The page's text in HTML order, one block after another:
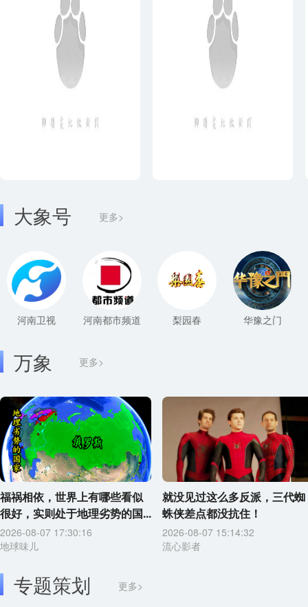
大象号 更多>
河南卫视 河南都市频道 梨园春 华豫之门
更多>
万象
福祸相依，世界上有哪些看似
很好，实则处于地理劣势的国...
2026-08-07 17:30:16
地球味儿
就没见过这么多反派，三代蜘
蛛侠差点都没抗住！
2026-08-07 15:14:32
流心影者
专题策划 更多>